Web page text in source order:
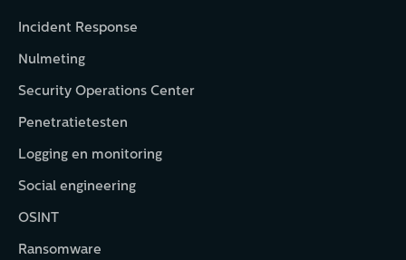
Incident Response
Nulmeting
Security Operations Center
Penetratietesten
Logging en monitoring
Social engineering
OSINT
Ransomware